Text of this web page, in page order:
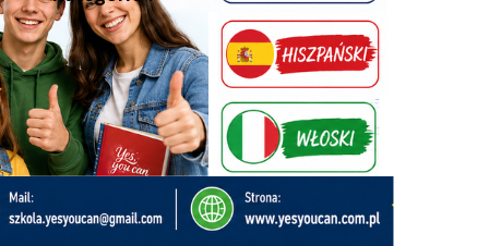
Z życia miasta
Sport
Kultura
Wiadomości z regionu